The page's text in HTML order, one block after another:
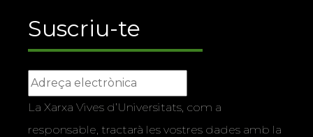
Suscriu-te
La Xarxa Vives d’Universitats, com a
responsable, tractarà les vostres dades amb la